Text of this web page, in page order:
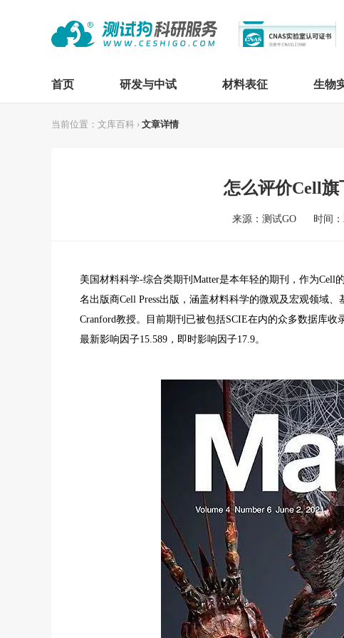
首页 研发与中试 材料表征 生物
当前位置： 文库百科 › 文章详情
怎么评价Cell
来源：测试GO 时间
美国材料科学-综合类期刊Matter是本年轻的期刊，作为Cell
名出版商Cell Press出版，涵盖材料科学的微观及宏观领域
Cranford教授。目前期刊已被包括SCIE在内的众多数据库收
最新影响因子15.589，即时影响因子17.9。